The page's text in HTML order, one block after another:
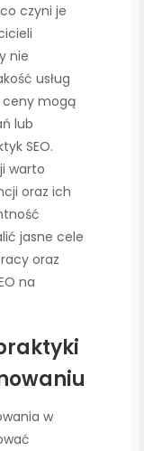
czyni je
nie
usług
ceny mogą
lub
SEO.
warto
oraz ich
jasne cele
oraz
na
w